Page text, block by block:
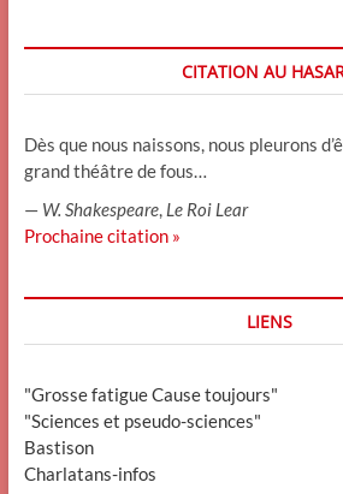
CITATION AU
Dès que nous naissons, nous pleurons
grand théâtre de fous…
— W. Shakespeare, Le Roi Lear
Prochaine citation »
LIENS
"Grosse fatigue Cause toujours"
"Sciences et pseudo-sciences"
Bastison
Charlatans-infos